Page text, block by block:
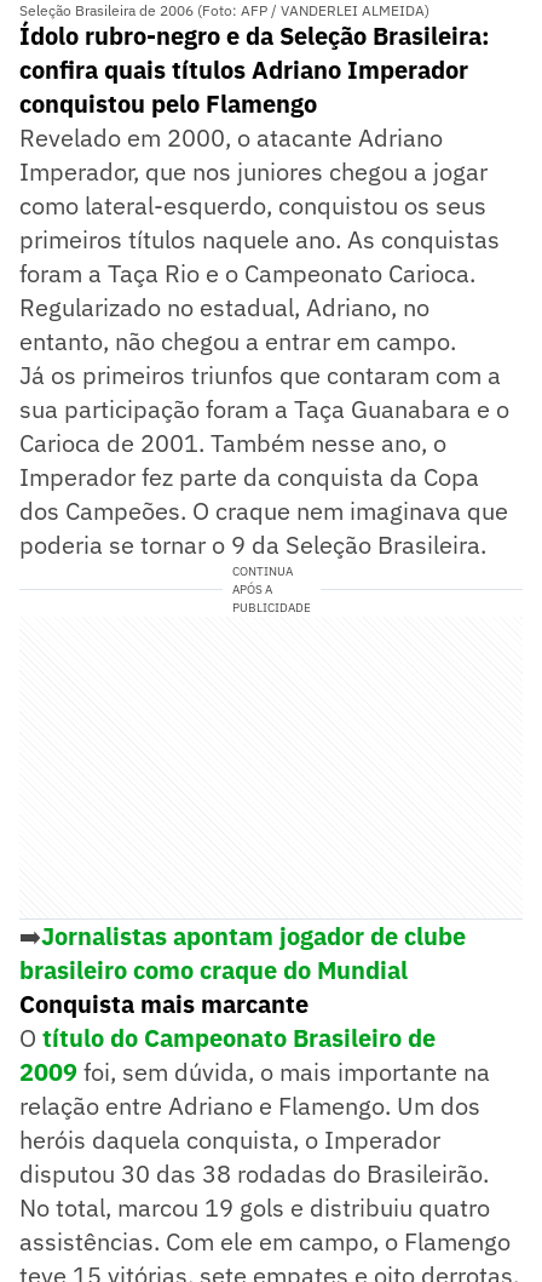
Seleção Brasileira de 2006 (Foto: AFP / VANDERLEI ALMEIDA)
Ídolo rubro-negro e da Seleção Brasileira:
confira quais títulos Adriano Imperador
conquistou pelo Flamengo
Revelado em 2000, o atacante Adriano
Imperador, que nos juniores chegou a jogar
como lateral-esquerdo, conquistou os seus
primeiros títulos naquele ano. As conquistas
foram a Taça Rio e o Campeonato Carioca.
Regularizado no estadual, Adriano, no
entanto, não chegou a entrar em campo.
Já os primeiros triunfos que contaram com a
sua participação foram a Taça Guanabara e o
Carioca de 2001. Também nesse ano, o
Imperador fez parte da conquista da Copa
dos Campeões. O craque nem imaginava que
poderia se tornar o 9 da Seleção Brasileira.
CONTINUA
APÓS A
PUBLICIDADE
➡️Jornalistas apontam jogador de clube
brasileiro como craque do Mundial
Conquista mais marcante
O título do Campeonato Brasileiro de
2009foi, sem dúvida, o mais importante na
relação entre Adriano e Flamengo. Um dos
heróis daquela conquista, o Imperador
disputou 30 das 38 rodadas do Brasileirão.
No total, marcou 19 gols e distribuiu quatro
assistências. Com ele em campo, o Flamengo